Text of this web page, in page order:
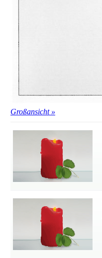
Großansicht »